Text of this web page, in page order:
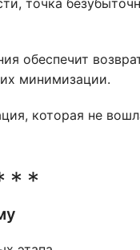
точка
обеспечит
минимизации.
которая не